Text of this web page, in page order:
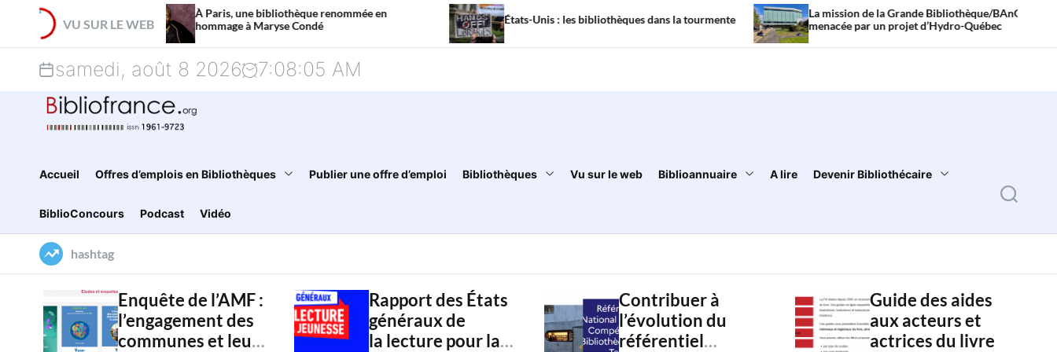
k
o
VU SUR LE WEB
À Paris, une bibliothèque renommée en
hommage à Maryse Condé
États-Unis : les bibliothèques dans la tourmente
La mission de la Grande Bibliothèque/BAnQ
menacée par un projet d’Hydro-Québec
samedi, août 8 2026 7:08:05 AM
Accueil Offres d’emplois en Bibliothèques Publier une offre d’emploi Bibliothèques Vu sur le web Biblioannuaire A lire Devenir Bibliothécaire
BiblioConcours Podcast Vidéo
S
e
r
hashtag
Enquête de l’AMF :
l’engagement des
communes et leur
Rapport des États
généraux de
la lecture pour la
Contribuer à
l’évolution du
référentiel
Guide des aides
aux acteurs et
actrices du livre